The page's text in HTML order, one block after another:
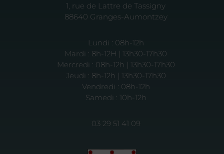
1, rue de Lattre de Tassigny
88640 Granges-Aumontzey
Lundi : 08h-12h
Mardi : 8h-12H | 13h30-17h30
Mercredi : 08h-12h | 13h30-17h30
Jeudi : 8h-12h | 13h30-17h30
Vendredi : 08h-12h
Samedi : 10h-12h
03 29 51 41 09